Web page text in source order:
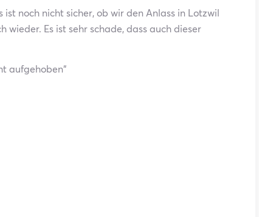
noch nicht sicher, ob wir den Anlass in Lotzwil
Es ist sehr schade, dass auch dieser
aufgehoben“